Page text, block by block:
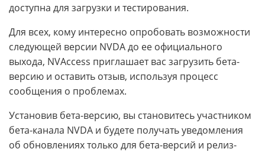
доступна для загрузки и тестирования.
Для всех, кому интересно опробовать возможности
следующей версии NVDA до ее официального
выхода, NVAccess приглашает вас загрузить бета-
версию и оставить отзыв, используя процесс
сообщения о проблемах.
Установив бета-версию, вы становитесь участником
бета-канала NVDA и будете получать уведомления
об обновлениях только для бета-версий и релиз-